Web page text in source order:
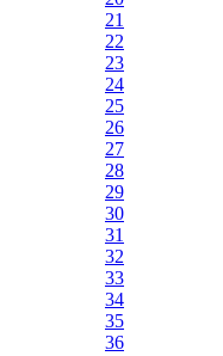
21
22
23
24
25
26
27
28
29
30
31
32
33
34
35
36